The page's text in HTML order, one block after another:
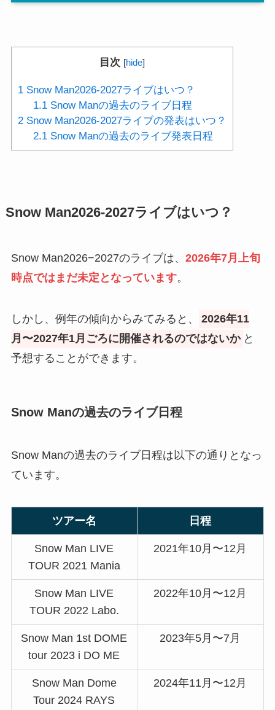
目次 [hide]
1Snow Man2026-2027ライブはいつ？
1.1 Snow Manの過去のライブ日程
2Snow Man2026-2027ライブの発表はいつ？
2.1 Snow Manの過去のライブ発表日程
Snow Man2026-2027ライブはいつ？
Snow Man2026−2027のライブは、 2026年7月上旬
時点ではまだ未定となっています。
しかし、例年の傾向からみてみると、
2026年11
月〜2027年1月ごろに開催されるのではないか と
予想することができます。
Snow Manの過去のライブ日程
Snow Manの過去のライブ日程は以下の通りとなっ
ています。
ツアー名 日程
Snow Man LIVE
TOUR 2021 Mania
2021年10月〜12月
Snow Man LIVE
TOUR 2022 Labo.
2022年10月〜12月
Snow Man 1st DOME
tour 2023 i DO ME
2023年5月〜7月
Snow Man Dome
Tour 2024 RAYS
2024年11月〜12月